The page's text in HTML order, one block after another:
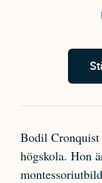
Bodil
högskola. Hon